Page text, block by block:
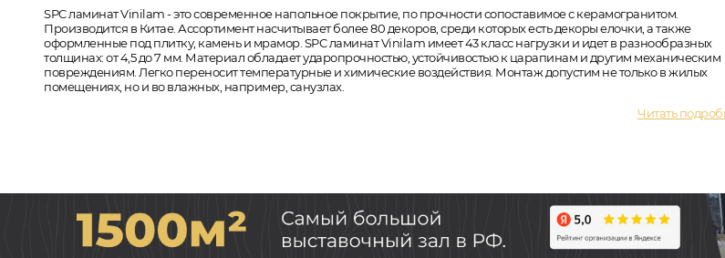
SPC ламинат Vinilam - это современное напольное покрытие, по прочности сопоставимое с керамогранитом.
Производится в Китае. Ассортимент насчитывает более 80 декоров, среди которых есть декоры елочки, а также
оформленные под плитку, камень и мрамор. SPC ламинат Vinilam имеет 43 класс нагрузки и идет в разнообразных
толщинах: от 4,5 до 7 мм. Материал обладает ударопрочностью, устойчивостью к царапинам и другим механическим
повреждениям. Легко переносит температурные и химические воздействия. Монтаж допустим не только в жилых
помещениях, но и во влажных, например, санузлах.
Читать